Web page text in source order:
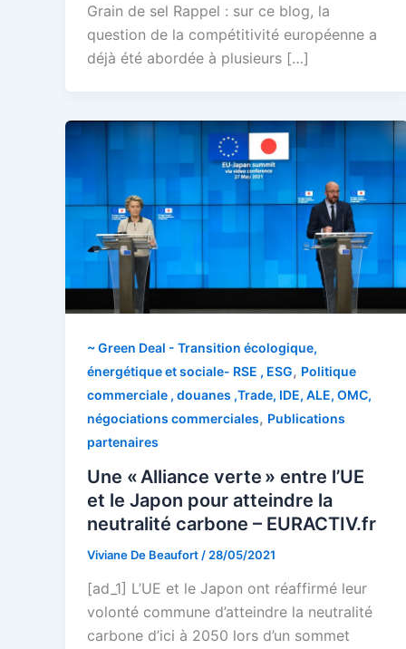
Grain de sel Rappel : sur ce blog, la
question de la compétitivité européenne a
déjà été abordée à plusieurs […]
~ Green Deal - Transition écologique,
énergétique et sociale- RSE , ESG, Politique
commerciale , douanes ,Trade, IDE, ALE, OMC,
négociations commerciales, Publications
partenaires
Une « Alliance verte » entre l’UE
et le Japon pour atteindre la
neutralité carbone – EURACTIV.fr
Viviane De Beaufort / 28/05/2021
[ad_1] L’UE et le Japon ont réaffirmé leur
volonté commune d’atteindre la neutralité
carbone d’ici à 2050 lors d’un sommet